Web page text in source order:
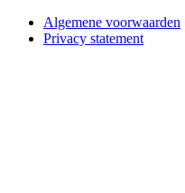
Algemene voorwaarden
Privacy statement